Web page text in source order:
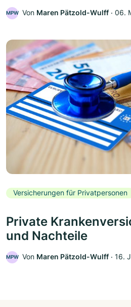
MPW Von Maren Pätzold-Wulff ‧ 06.
Versicherungen für Privatpersonen
Private
und Nachteile
MPW Von Maren Pätzold-Wulff ‧ 16.